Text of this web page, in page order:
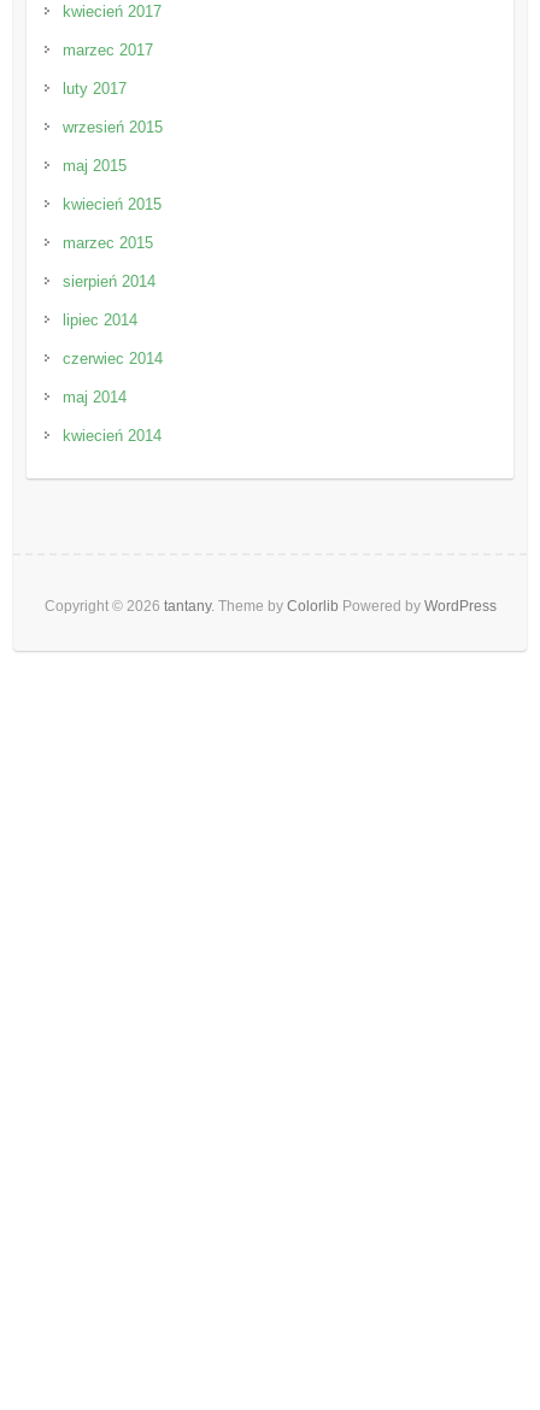
kwiecień 2017
marzec 2017
luty 2017
wrzesień 2015
maj 2015
kwiecień 2015
marzec 2015
sierpień 2014
lipiec 2014
czerwiec 2014
maj 2014
kwiecień 2014
Copyright © 2026 tantany. Theme by Colorlib Powered by WordPress